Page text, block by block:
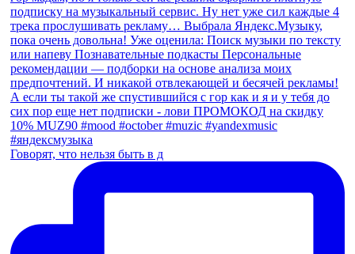
Говорят, что нельзя быть в д